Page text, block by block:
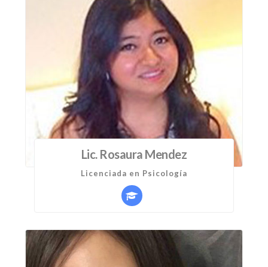
Lic. Rosaura Mendez
Licenciada en Psicología